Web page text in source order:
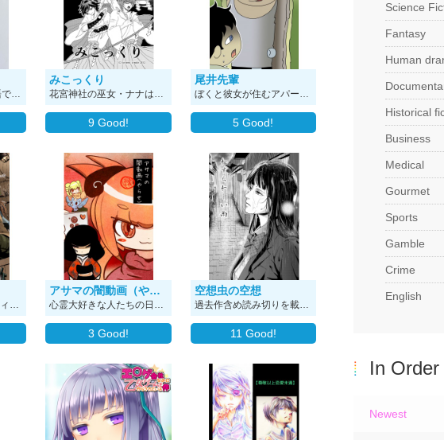
19歳ニート佐倉の物語です。コメディです。
みこっくり
花宮神社の巫女・ナナは天然ドジっ子の腐女子だが、実はある秘密があった・・・！ 復活した妖怪・蛙人が、封印されている舌を取り戻しに神社を襲撃した際に神主の松井が怪我をしてしまう。 絶体絶命のピンチに現れたのは・・・ 敵味方無関係に最低最悪の極悪妖怪・妖狐だった！ 和風バトル・ギャグ読み切り短編。
9Good!
尾井先輩
ぼくと彼女が住むアパートにおっかない先輩がやってきた！ 居候させてくれって…どうなっちゃうの！？
5 Good!
ハーブを使う魔女リリィと、何でも屋のガロンの生活を描いた4コマ漫画です。 リリィが薬草の使い方を教えてくれたりそうでもなかったり… 番外編はストーリー漫画になってます。 (※描きながら絵の練習をしていた為、最初の方と最近のでだいぶ絵柄が変わってます。)
アサマの闇動画（やらせ）
心霊大好きな人たちの日常・・・！ 心霊動画に夢中になるものの、 思うようにいかず・・・ ショート漫画であります～＾＾
3 Good!
空想虫の空想
過去作含め読み切りを載せていきます。 よろしくお願いします。
11Good!
Science
Fantasy
Human
Historical
Business
Medical
Gourmet
Sports
Gamble
Crime
English
In Order
Newest